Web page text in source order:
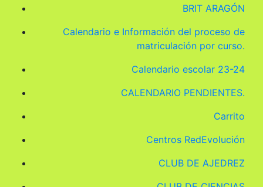
BRIT ARAGÓN
Calendario e Información del proceso de
matriculación por curso.
Calendario escolar 23-24
CALENDARIO PENDIENTES.
Carrito
Centros RedEvolución
CLUB DE AJEDREZ